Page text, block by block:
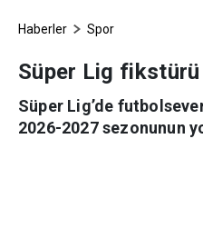
Haberler Spor
Süper Lig
Süper Lig’de
2026-2027 sezonunun